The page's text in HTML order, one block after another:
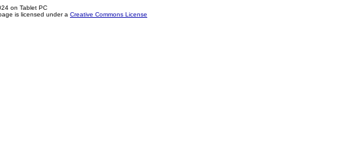
on Tablet PC
is licensed under a Creative Commons License